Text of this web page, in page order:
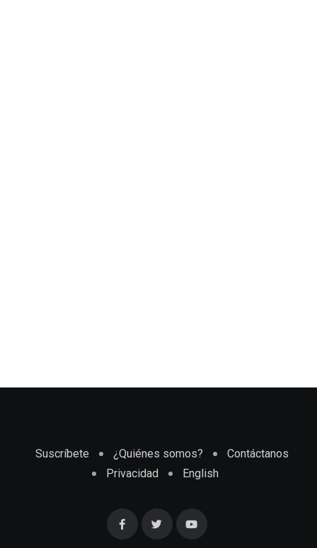
Suscríbete ¿Quiénes somos?
Contáctanos
Privacidad
English